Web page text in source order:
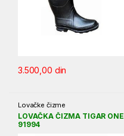
3.500,00 din
Lovačke čizme
LOVAČKA ČIZMA TIGAR ONE
91994